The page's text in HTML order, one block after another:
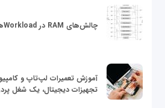
چالش‌های RAM در Workloadهای محاسباتی HPC
آموزش تعمیرات لپ‌تاپ و
تجهیزات دیجیتال، یک شغل